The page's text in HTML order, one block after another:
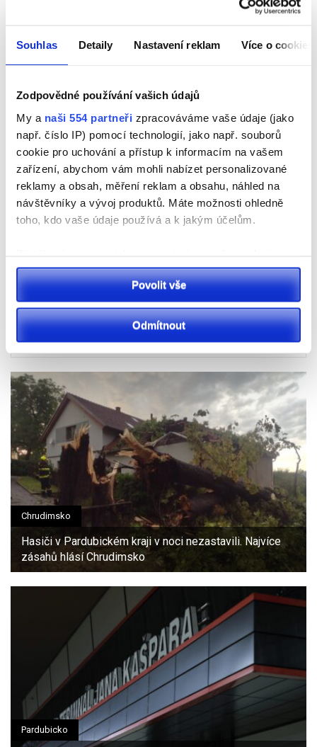
Souhlas Detaily Nastavení reklam Více o cookies
Zodpovědné používání vašich údajů
My a naši 554 partneři zpracováváme vaše údaje (jako
např. číslo IP) pomocí technologií, jako např. souborů
cookie pro uchování a přístup k informacím na vašem
zařízení, abychom vám mohli nabízet personalizované
reklamy a obsah, měření reklam a obsahu, náhled na
návštěvníky a vývoj produktů. Máte možnosti ohledně
toho, kdo vaše údaje používá a k jakým účelům.
údaje, a nastavte si předvolby včásti s podrobnostmi.
Svůj souhlas můžete kdykoliv změnit nebo odvolat v
části Prohlášení o souborech cookie.
K personalizaci obsahu a reklam, poskytování funkcí
sociálních médií a analýze naší návštěvnosti využíváme
soubory cookie. Informace o tom, jak náš web používáte,
sdílíme se svými partnery pro sociální média, inzerci a
analýzy. Partneři tyto údaje mohou zkombinovat s
dalšími informacemi, které jste jim poskytli nebo které
získali v důsledku toho, že používáte jejich služby.
Povolit vše
Odmítnout
pro
příspěvek
opět do staré reálky
červená. Barvy, které
dnes rozzářily vánoční
strom v Chrudimi
Chrudimsko
Hasiči v Pardubickém kraji v noci nezastavili. Najvíce
zásahů hlásí Chrudimsko
Pardubicko